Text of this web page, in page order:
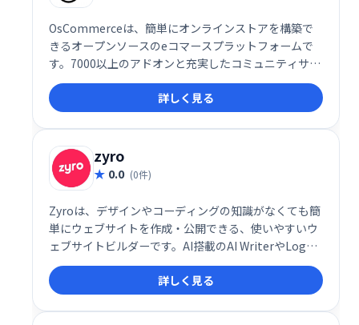
OsCommerceは、簡単にオンラインストアを構築で
きるオープンソースのeコマースプラットフォームで
す。7000以上のアドオンと充実したコミュニティサポ
ートにより、カスタマイズ不要で手軽に始められま
す。正確な在庫管理、配送先ベースの配送設定、高度
な検索機能など、ビジネスに必要な機能を備えていま
す。28万人以上のストアオーナーが利用する実績ある
システムです。
詳しく見る
zyro
0.0 (0件)
Zyroは、デザインやコーディングの知識がなくても簡
単にウェブサイトを作成・公開できる、使いやすいウ
ェブサイトビルダーです。AI搭載のAI WriterやLogo
Makerなどの機能で、短時間でプロフェッショナルな
ウェブサイトを構築可能。コピーライターやデザイナ
ーを雇う必要がなく、コストを抑えながら効率的にウ
ェブサイト運営を始められます。
詳しく見る